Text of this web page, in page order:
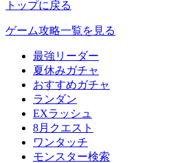
トップに戻る
ゲーム攻略一覧を見る
最強リーダー
夏休みガチャ
おすすめガチャ
ランダン
EXラッシュ
8月クエスト
ワンタッチ
モンスター検索